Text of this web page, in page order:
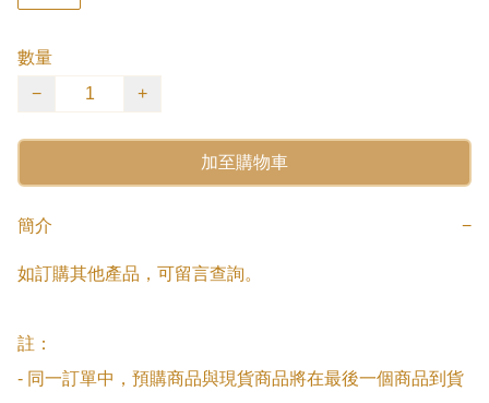
數量
−
+
加至購物車
簡介 −
如訂購其他產品，可留言查詢。
註：
- 同一訂單中，預購商品與現貨商品將在最後一個商品到貨